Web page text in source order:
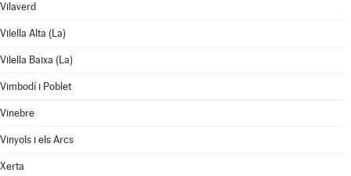
Vilaverd
Vilella Alta (La)
Vilella Baixa (La)
Vimbodí i Poblet
Vinebre
Vinyols i els Arcs
Xerta